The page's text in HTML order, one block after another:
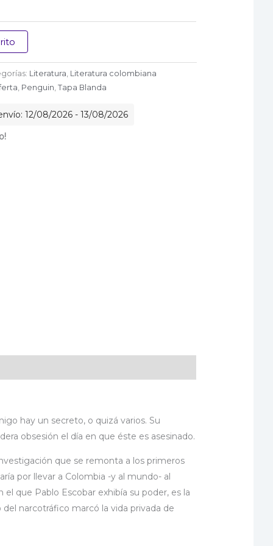
Literatura, Literatura colombiana
, Penguin, Tapa Blanda
12/08/2026 - 13/08/2026
hay un secreto, o quizá varios. Su
obsesión el día en que éste es asesinado.
que se remonta a los primeros
por llevar a Colombia -y al mundo- al
que Pablo Escobar exhibía su poder, es la
narcotráfico marcó la vida privada de